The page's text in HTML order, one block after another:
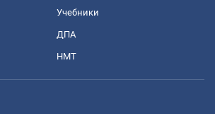
Учебники
ДПА
НМТ